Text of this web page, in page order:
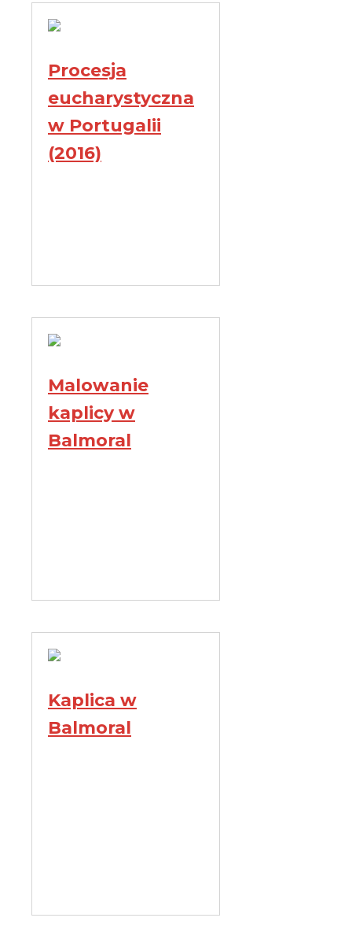
Procesja
eucharystyczna
w Portugalii
(2016)
Malowanie
kaplicy w
Balmoral
Kaplica w
Balmoral